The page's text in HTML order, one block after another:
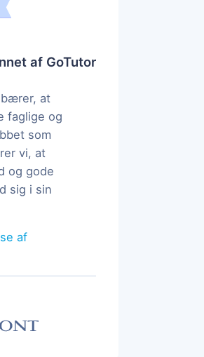
af GoTutor
at
faglige og
som
vi, at
og gode
sig i sin
af